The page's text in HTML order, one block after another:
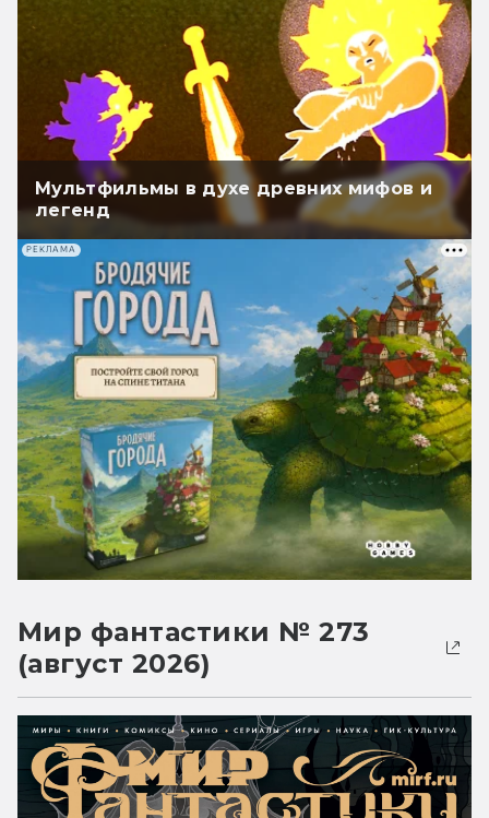
Мультфильмы в духе древних мифов и
легенд
РЕКЛАМА
Мир фантастики № 273
(август 2026)